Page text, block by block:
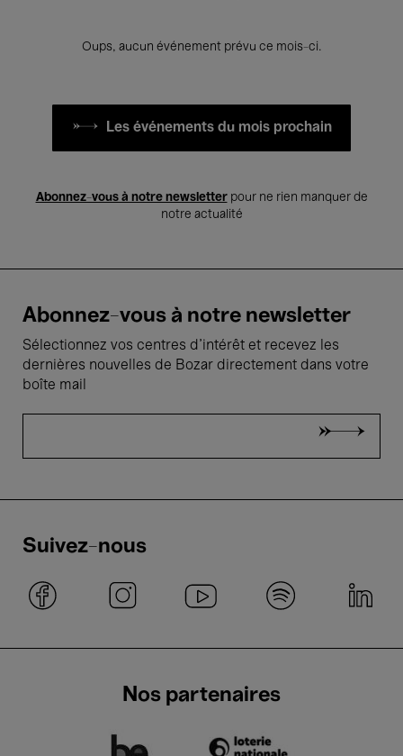
Oups, aucun événement prévu ce mois-ci.
Les événements du mois prochain
Abonnez-vous à notre newsletterpour ne rien manquer de
notre actualité
Abonnez-vous à notre newsletter
Sélectionnez vos centres d'intérêt et recevez les
dernières nouvelles de Bozar directement dans votre
boîte mail
Suivez-nous
Nos partenaires